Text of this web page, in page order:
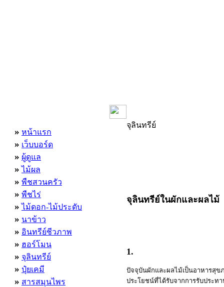
» หน้าแรก
» เว็บบอร์ด
» ผู้ดูแล
» ไม้ผล
» พืชสวนครัว
» พืชไร่
» ไม้ดอก-ไม้ประดับ
» นาข้าว
» อินทรีย์ชีวภาพ
» ฮอร์โมน
» จุลินทรีย์
» ปุ๋ยเคมี
» สารสมุนไพร
จุลินทรีย์
จุลินทรีย์ในผักและผลไม้
1.
ปัจจุบันผักและผลไม้เป็นอาหารสุ
ประโยชน์ที่ได้รับจากการรับประท